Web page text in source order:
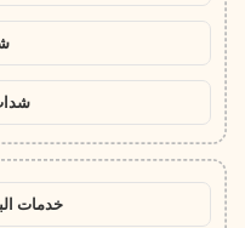
خدمات